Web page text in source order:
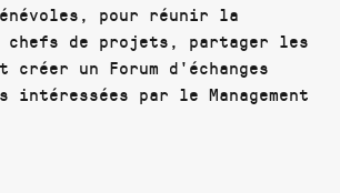
pour réunir la
chefs de projets, partager les
créer un Forum d'échanges
intéressées par le Management